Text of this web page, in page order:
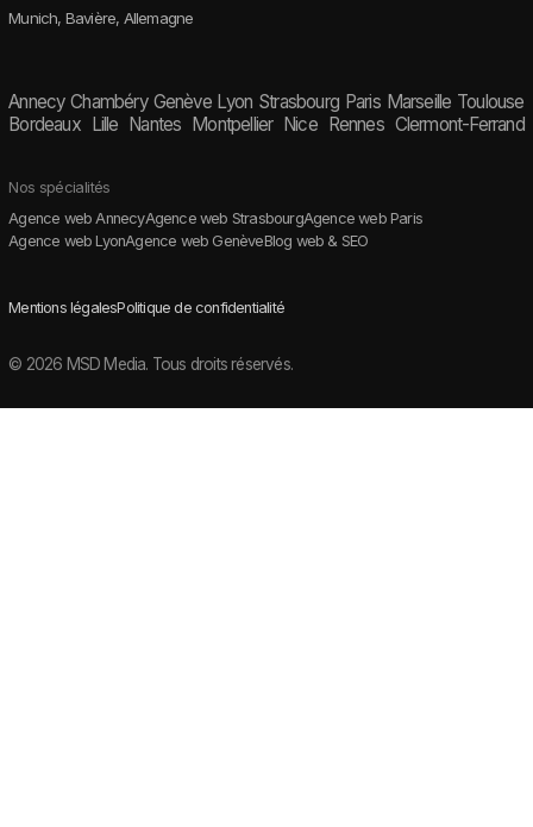
Munich, Bavière, Allemagne
Annecy Chambéry Genève Lyon Strasbourg Paris Marseille Toulouse
Bordeaux Lille Nantes Montpellier Nice Rennes Clermont-Ferrand
Nos spécialités
Agence web AnnecyAgence web StrasbourgAgence web Paris
Agence web LyonAgence web GenèveBlog web & SEO
Mentions légalesPolitique de confidentialité
© 2026 MSD Media. Tous droits réservés.